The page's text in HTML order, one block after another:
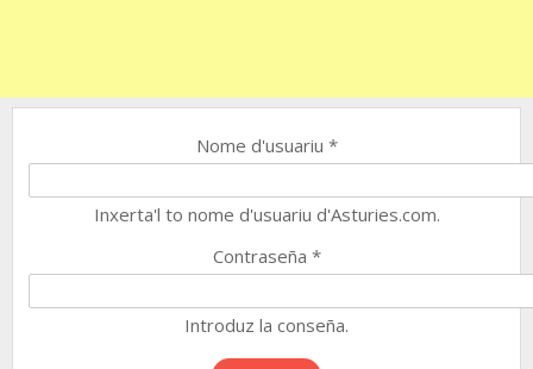
Nome d'usuariu *
Inxerta'l to nome d'usuariu d'Asturies.com.
Contraseña *
Introduz la conseña.